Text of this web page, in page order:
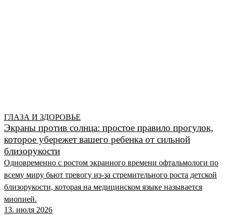
ГЛАЗА И ЗДОРОВЬЕ
Экраны против солнца: простое правило прогулок,
которое убережет вашего ребенка от сильной
близорукости
Одновременно с ростом экранного времени офтальмологи по
всему миру бьют тревогу из-за стремительного роста детской
близорукости, которая на медицинском языке называется
миопией.
13. июля 2026